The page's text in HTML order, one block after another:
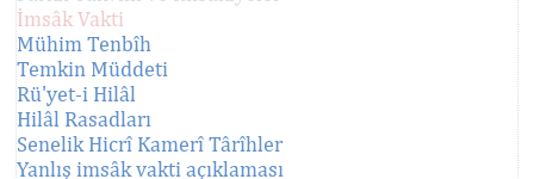
İmsâk Vakti
Mühim Tenbîh
Temkin Müddeti
Rü'yet-i Hilâl
Hilâl Rasadları
Senelik Hicrî Kamerî Târîhler
Yanlış imsâk vakti açıklaması